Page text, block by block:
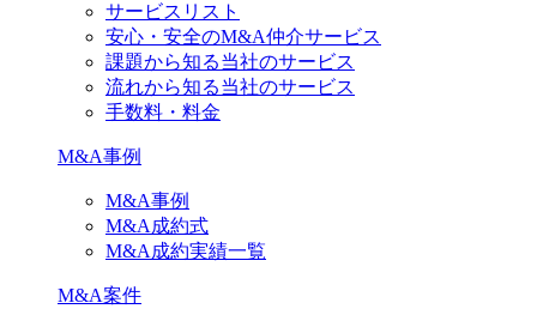
サービスリスト
安心・安全のM&A仲介サービス
課題から知る当社のサービス
流れから知る当社のサービス
手数料・料金
M&A事例
M&A事例
M&A成約式
M&A成約実績一覧
M&A案件